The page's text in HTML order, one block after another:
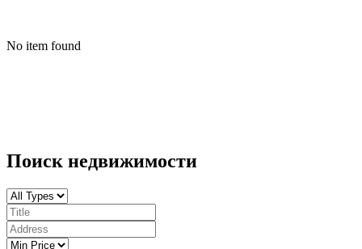
No item found
Поиск недвижимости